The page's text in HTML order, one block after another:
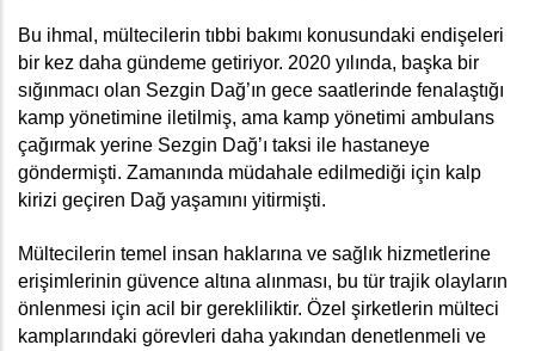
Bu ihmal, mültecilerin tıbbi bakımı konusundaki endişeleri
bir kez daha gündeme getiriyor. 2020 yılında, başka bir
sığınmacı olan Sezgin Dağ’ın gece saatlerinde fenalaştığı
kamp yönetimine iletilmiş, ama kamp yönetimi ambulans
çağırmak yerine Sezgin Dağ’ı taksi ile hastaneye
göndermişti. Zamanında müdahale edilmediği için kalp
kirizi geçiren Dağ yaşamını yitirmişti.
Mültecilerin temel insan haklarına ve sağlık hizmetlerine
erişimlerinin güvence altına alınması, bu tür trajik olayların
önlenmesi için acil bir gerekliliktir. Özel şirketlerin mülteci
kamplarındaki görevleri daha yakından denetlenmeli ve